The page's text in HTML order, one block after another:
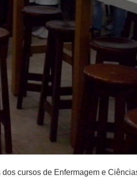
cursos de Enfermagem e